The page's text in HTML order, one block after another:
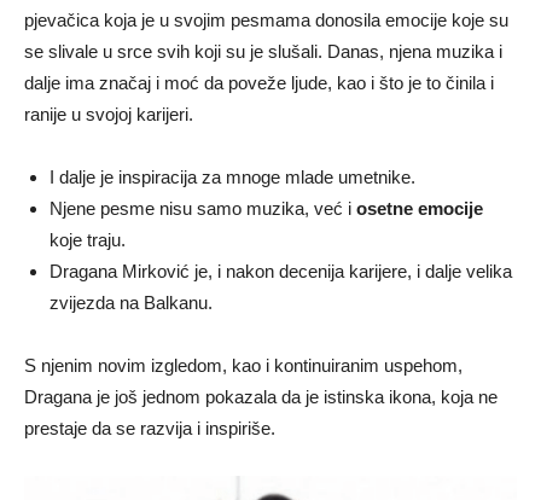
pjevačica koja je u svojim pesmama donosila emocije koje su
se slivale u srce svih koji su je slušali. Danas, njena muzika i
dalje ima značaj i moć da poveže ljude, kao i što je to činila i
ranije u svojoj karijeri.
I dalje je inspiracija za mnoge mlade umetnike.
Njene pesme nisu samo muzika, već i osetne emocije
koje traju.
Dragana Mirković je, i nakon decenija karijere, i dalje velika
zvijezda na Balkanu.
S njenim novim izgledom, kao i kontinuiranim uspehom,
Dragana je još jednom pokazala da je istinska ikona, koja ne
prestaje da se razvija i inspiriše.